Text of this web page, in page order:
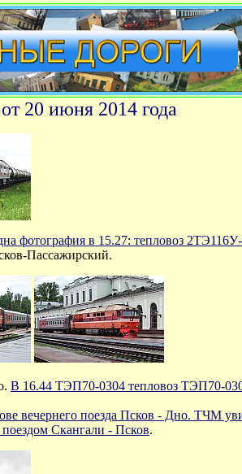
20 июня 2014 года
фотография в 15.27: тепловоз
Пассажирский.
В 16.44 ТЭП70-0304 тепловоз ТЭП70-
вечернего поезда Псков - Дно. ТЧМ
Скангали - Псков.